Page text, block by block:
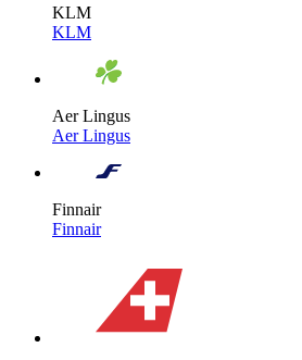
KLM
KLM
Aer Lingus
Aer Lingus
Finnair
Finnair